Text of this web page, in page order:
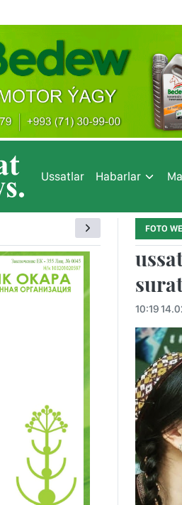
Ussatlar Habarlar
FOTO
10:19